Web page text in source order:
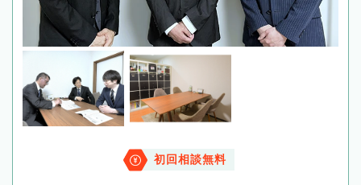
初回相談無料